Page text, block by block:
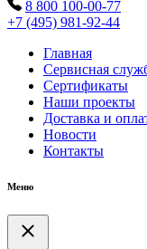
8 800 100-00-77
+7 (495) 981-92-44
Главная
Сервисная
Сертификаты
Наши проекты
Доставка и
Новости
Контакты
Меню